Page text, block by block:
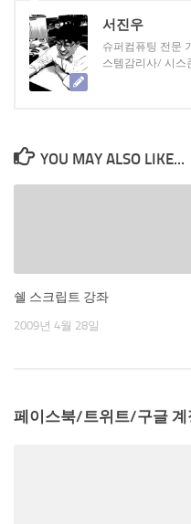
서진우
슈퍼컴퓨팅 전문
스템감리사/ 시스
YOU MAY ALSO LIKE...
쉘 스크립트 강좌
2009년 4월 28일
페이스북/트위트/구글 계